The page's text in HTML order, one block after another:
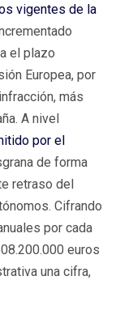
vigentes de la
el plazo
Europea, por
más
A nivel
por el
de forma
retraso del
Cifrando
por cada
euros
una cifra,